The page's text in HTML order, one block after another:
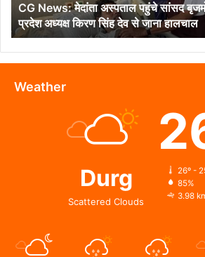
BJP
प्रदेश
अध्यक्ष
किरण
सिंह
देव
CG News: मेदांता अस्पताल पहुंचे सांसद
प्रदेश अध्यक्ष किरण सिंह देव से जाना हालचाल
Weather
Durg
Scattered Clouds
26º -
85%
3.98